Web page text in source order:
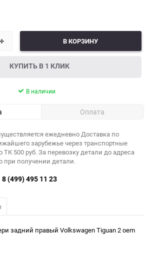
В КОРЗИНУ
КУПИТЬ В 1 КЛИК
В наличии
Оплата
ежедневно Доставка по
зарубежье через транспортные
500 руб. За перевозку детали до адреса
при получении детали.
8 (499) 495 11 23
задний правый Volkswagen Tiguan 2 oem